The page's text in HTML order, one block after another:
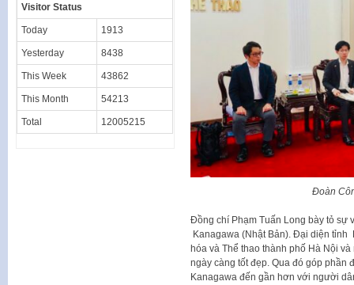
Đoàn
Đồng chí Phạm Tuấn Long bày tỏ sự
Kanagawa (Nhật Bản). Đại diện
hóa và Thể thao thành phố Hà Nội
ngày càng tốt đẹp. Qua đó góp phần
Kanagawa đến gần hơn với người
Visitor Status
Today 1913
Yesterday 8438
This Week 43862
This Month 54213
Total 12005215